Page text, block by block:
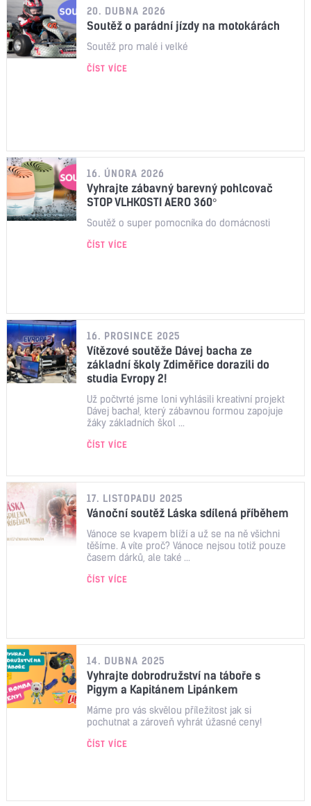
20. DUBNA 2026
Soutěž o parádní jízdy na motokárách
Soutěž pro malé i velké
ČÍST VÍCE
16. ÚNORA 2026
Vyhrajte zábavný barevný pohlcovač
STOP VLHKOSTI AERO 360°
Soutěž o super pomocníka do domácnosti
ČÍST VÍCE
16. PROSINCE 2025
Vítězové soutěže Dávej bacha ze
základní školy Zdiměřice dorazili do
studia Evropy 2!
Už počtvrté jsme loni vyhlásili kreativní projekt
Dávej bacha!, který zábavnou formou zapojuje
žáky základních škol ...
ČÍST VÍCE
17. LISTOPADU 2025
Vánoční soutěž Láska sdílená příběhem
Vánoce se kvapem blíží a už se na ně všichni
těšíme. A víte proč? Vánoce nejsou totiž pouze
časem dárků, ale také ...
ČÍST VÍCE
14. DUBNA 2025
Vyhrajte dobrodružství na táboře s
Pigym a Kapitánem Lipánkem
Máme pro vás skvělou příležitost jak si
pochutnat a zároveň vyhrát úžasné ceny!
ČÍST VÍCE